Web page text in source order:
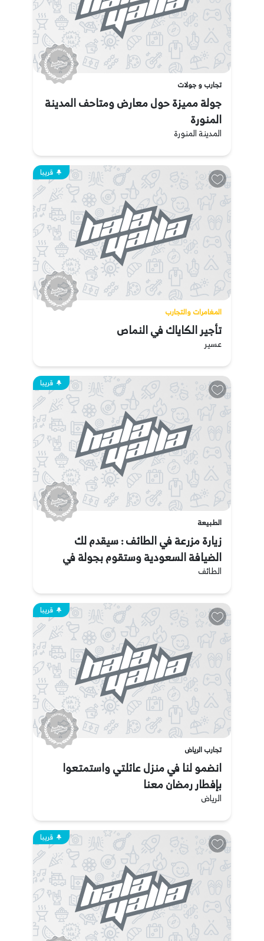
تجارب و جولات
جولة مميزة حول معارض ومتاحف المدينة
المنورة
المدينة المنورة
قريبا
المغامرات والتجارب
تأجير الكاياك في النماص
عسير
قريبا
الطبيعة
زيارة مزرعة في الطائف : سيقدم لك
الضيافة السعودية وستقوم بجولة في
المزرعة وقطف الفاكهة وتناول الغداء
اللذيذ والمزيد من الأنشطة الأخرى.
الطائف
قريبا
تجارب الرياض
انضمو لنا في منزل عائلتي واستمتعوا
بإفطار رمضان معنا
الرياض
قريبا